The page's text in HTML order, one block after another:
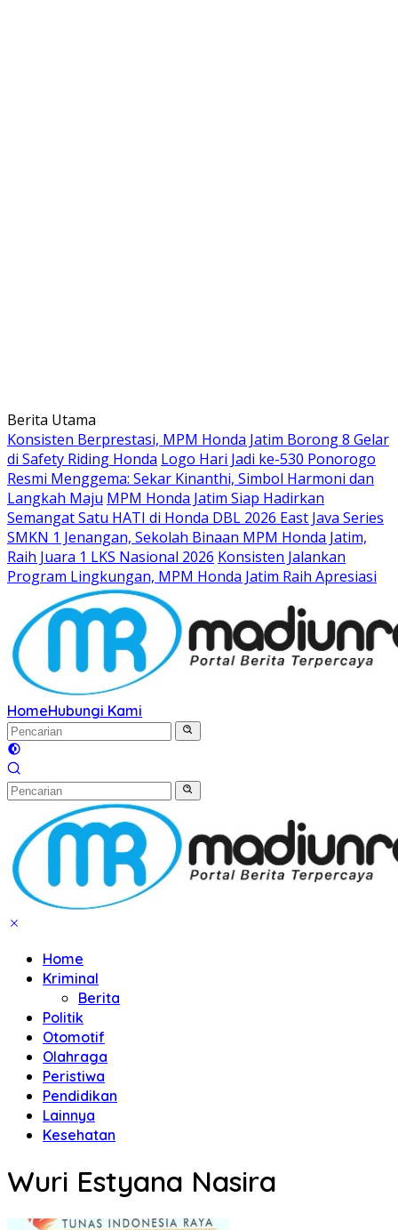
Langsung
ke
konten
Berita Utama
Konsisten Berprestasi, MPM Honda Jatim Borong 8 Gelar
di Safety Riding Honda Logo Hari Jadi ke-530 Ponorogo
Resmi Menggema: Sekar Kinanthi, Simbol Harmoni dan
Langkah Maju MPM Honda Jatim Siap Hadirkan
Semangat Satu HATI di Honda DBL 2026 East Java Series
SMKN 1 Jenangan, Sekolah Binaan MPM Honda Jatim,
Raih Juara 1 LKS Nasional 2026 Konsisten Jalankan
Program Lingkungan, MPM Honda Jatim Raih Apresiasi
HomeHubungi Kami
Home
Kriminal
Berita
Politik
Otomotif
Olahraga
Peristiwa
Pendidikan
Lainnya
Kesehatan
Wuri Estyana Nasira